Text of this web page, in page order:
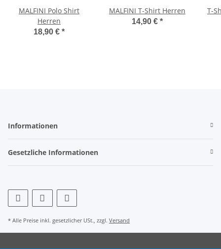
MALFINI Polo Shirt
Herren
18,90 € *
MALFINI T-Shirt Herren
14,90 € *
T-
Informationen
Gesetzliche Informationen
* Alle Preise inkl. gesetzlicher USt., zzgl. Versand